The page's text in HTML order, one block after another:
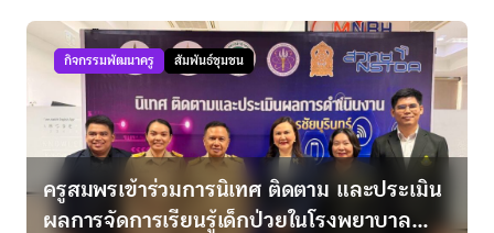
ง
กิจกรรมพัฒนาครู สัมพันธ์ชุมชน
ครูสมพรเข้าร่วมการนิเทศ ติดตาม และประเมิน
ผลการจัดการเรียนรู้เด็กป่วยในโรงพยาบาล